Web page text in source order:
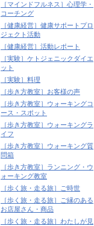
［マインドフルネス］心理学・
コーチング
［健康経営］健康サポートプロ
ジェクト活動
［健康経営］活動レポート
［実験］ケトジェニックダイエ
ット
［実験］料理
［歩き方教室］お客様の声
［歩き方教室］ウォーキングコ
ース・スポット
［歩き方教室］ウォーキングラ
イフ
［歩き方教室］ウォーキング質
問箱
［歩き方教室］ランニング・ウ
ォーキング教室
［歩く旅・走る旅］ご時世
［歩く旅・走る旅］ご縁のある
お店屋さん・商品
［歩く旅・走る旅］わたしが見